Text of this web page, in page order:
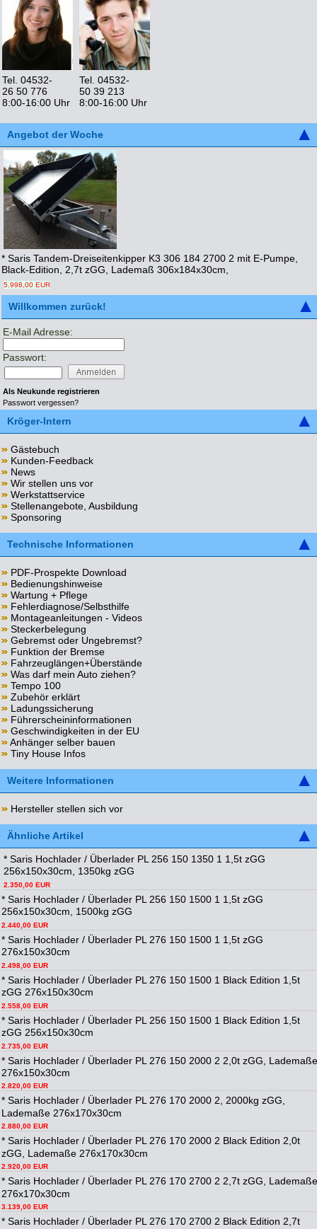
Tel. 04532-
26 50 776
8:00-16:00 Uhr
Tel. 04532-
50 39 213
8:00-16:00 Uhr
Angebot der Woche
* Saris Tandem-Dreiseitenkipper K3 306 184 2700 2 mit E-Pumpe,
Black-Edition, 2,7t zGG, Lademaß 306x184x30cm,
5.998,00 EUR
Willkommen zurück!
E-Mail Adresse:
Passwort:
Als Neukunde registrieren
Passwort vergessen?
Kröger-Intern
Gästebuch
Kunden-Feedback
News
Wir stellen uns vor
Werkstattservice
Stellenangebote, Ausbildung
Sponsoring
Technische Informationen
PDF-Prospekte Download
Bedienungshinweise
Wartung + Pflege
Fehlerdiagnose/Selbsthilfe
Montageanleitungen - Videos
Steckerbelegung
Gebremst oder Ungebremst?
Funktion der Bremse
Fahrzeuglängen+Überstände
Was darf mein Auto ziehen?
Tempo 100
Zubehör erklärt
Ladungssicherung
Führerscheininformationen
Geschwindigkeiten in der EU
Anhänger selber bauen
Tiny House Infos
Weitere Informationen
Hersteller stellen sich vor
Ähnliche Artikel
* Saris Hochlader / Überlader PL 256 150 1350 1 1,5t zGG
256x150x30cm, 1350kg zGG
2.350,00 EUR
* Saris Hochlader / Überlader PL 256 150 1500 1 1,5t zGG
256x150x30cm, 1500kg zGG
2.440,00 EUR
* Saris Hochlader / Überlader PL 276 150 1500 1 1,5t zGG
276x150x30cm
2.498,00 EUR
* Saris Hochlader / Überlader PL 276 150 1500 1 Black Edition 1,5t
zGG 276x150x30cm
2.558,00 EUR
* Saris Hochlader / Überlader PL 256 150 1500 1 Black Edition 1,5t
zGG 256x150x30cm
2.735,00 EUR
* Saris Hochlader / Überlader PL 276 150 2000 2 2,0t zGG, Lademaße
276x150x30cm
2.820,00 EUR
* Saris Hochlader / Überlader PL 276 170 2000 2, 2000kg zGG,
Lademaße 276x170x30cm
2.880,00 EUR
* Saris Hochlader / Überlader PL 276 170 2000 2 Black Edition 2,0t
zGG, Lademaße 276x170x30cm
2.920,00 EUR
* Saris Hochlader / Überlader PL 276 170 2700 2 2,7t zGG, Lademaße
276x170x30cm
3.139,00 EUR
* Saris Hochlader / Überlader PL 276 170 2700 2 Black Edition 2,7t